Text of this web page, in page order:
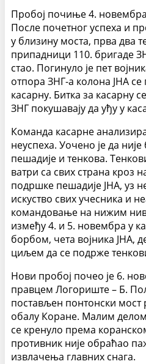
Пробој почиње 4. новембра
После почетног успеха и
у близину моста, прва два
припадници 110. бригаде
стао. Погинуло је пет
отпора ЗНГ-а колона ЈНА
касарну. Битка за касарну
ЗНГ покушавају да уђу у
Команда касарне
неуспеха. Уочено је да
пешадије и тенкова.
ватри са свих страна кроз
подршке пешадије ЈНА, уз
искуство свих учесника и
командовање на нижим
између 4. и 5. новембра у
борбом, чета војника ЈНА,
циљем да се подрже
Нови пробој почео је 6.
правцем Логориште – Б.
постављен понтонски мост
обалу Коране. Малим
се кренуло према
противник није обраћао
извлачења главних снага.